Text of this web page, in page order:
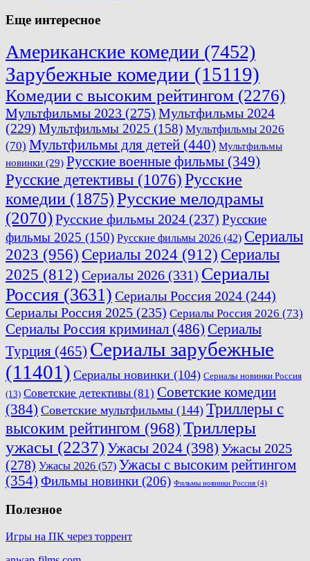
Еще интересное
Американские комедии (7452)
Зарубежные комедии (15119)
Комедии с высоким рейтингом (2276)
Мультфильмы 2023 (275) Мультфильмы 2024
(229) Мультфильмы 2025 (158) Мультфильмы 2026
(70) Мультфильмы для детей (440) Мультфильмы
новинки (29) Русские военные фильмы (349)
Русские детективы (1076)Русские
комедии (1875)Русские мелодрамы
(2070)Русские фильмы 2024 (237) Русские
фильмы 2025 (150) Русские фильмы 2026 (42) Сериалы
2023 (956) Сериалы 2024 (912) Сериалы
2025 (812) Сериалы 2026 (331) Сериалы
Россия (3631) Сериалы Россия 2024 (244)
Сериалы Россия 2025 (235) Сериалы Россия 2026 (73)
Сериалы Россия криминал (486) Сериалы
Турция (465) Сериалы зарубежные
(11401) Сериалы новинки (104) Сериалы новинки Россия
(13) Советские детективы (81) Советские комедии
(384) Советские мультфильмы (144) Триллеры с
высоким рейтингом (968) Триллеры
ужасы (2237)Ужасы 2024 (398) Ужасы 2025
(278) Ужасы 2026 (57) Ужасы с высоким рейтингом
(354) Фильмы новинки (206) Фильмы новинки Россия (4)
Полезное
Игры на ПК через торрент